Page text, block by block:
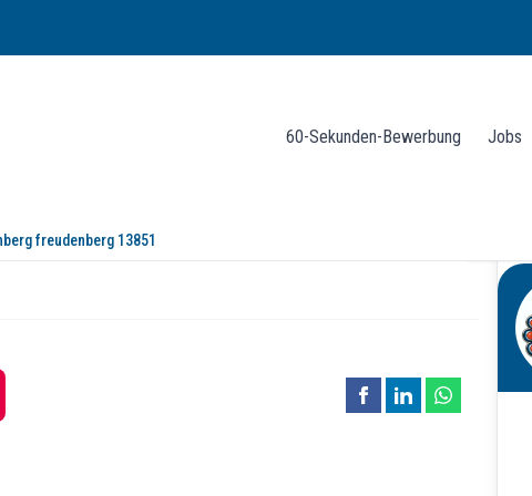
60-Sekunden-Bewerbung Jobs
freudenberg 13851